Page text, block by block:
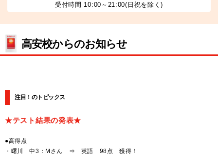
受付時間 10:00～21:00(日祝を除く)
高安校からのお知らせ
注目！のトピックス
★テスト結果の発表★
●高得点
・曙川 中3：Mさん ⇒ 英語 98点 獲得！